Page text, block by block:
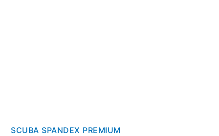
SCUBA SPANDEX PREMIUM